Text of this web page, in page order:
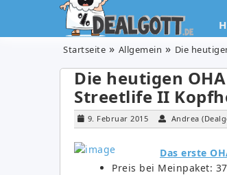
Startseite Allgemein Die
Die heutigen
Streetlife II
9. Februar 2015 Andrea
Das erste
Preis bei Meinpaket: